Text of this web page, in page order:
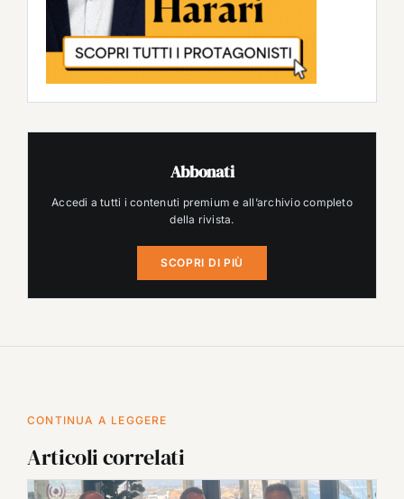
Abbonati
Accedi a tutti i contenuti premium e all’archivio completo
della rivista.
SCOPRI DI PIÙ
CONTINUA A LEGGERE
Articoli correlati